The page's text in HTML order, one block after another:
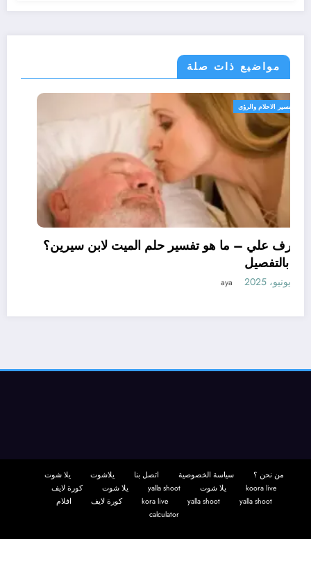
مواضيع ذات صلة
تفسير الاحلام والرؤى
تعرف علي – ما هو تفسير حلم الميت لابن سيرين؟
– بالتفصيل
11 يونيو، 2025
من نحن ؟ سياسة الخصوصية اتصل بنا يلاشوت
يلا شوت
koora live
يلا شوت yalla shoot يلا شوت
كورة لايف
yalla shoot
yalla shoot
kora live كورة لايف
افلام
calculator